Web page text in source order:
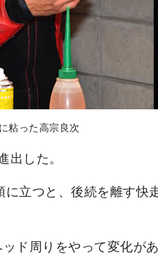
粘った高宗良次
出した。
立つと、後続を離す快
ド周りをやって変化が